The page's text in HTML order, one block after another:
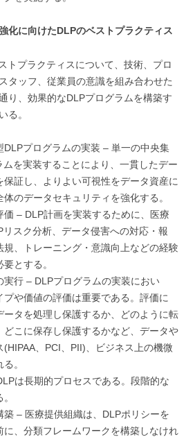
化に向けたDLPのベストプラクティス
トプラクティスについて、技術、プロ
タッフ、従業員の意識を組み合わせた
り、効果的なDLPプログラムを構築す
る。
DLPプログラムの実装 – 単一の中央集
を実装することにより、一貫したデー
保証し、よりよい可視性をデータ資産に
のデータセキュリティを強化する。
価 – DLP計画を実装するために、医療
スク分析、データ侵害への対応・報
規、トレーニング・意識向上などの経験
とする。
実行 – DLPプログラムの実装におい
プや価値の評価は重要である。評価に
ータを処理し保護するか、どのように転
どこに保存し保護するかなど、データや
(HIPAA、PCI、PII)、ビジネス上の機微
。
は長期的プロセスである。段階的な
築 – 医療提供組織は、DLPポリシーを
に、分類フレームワークを構築しなけれ